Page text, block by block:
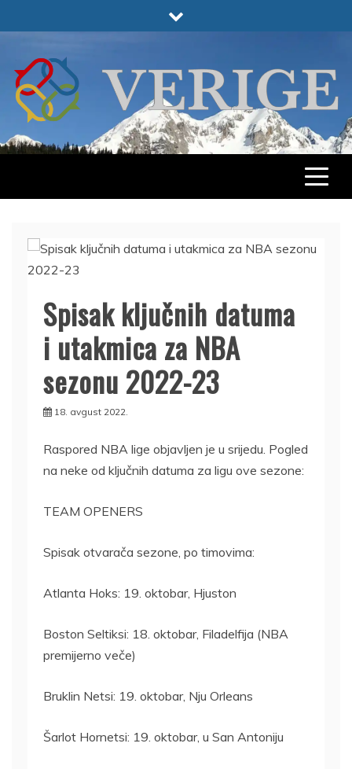
to
VERIGE
ODABRANO
Spisak ključnih datuma
i utakmica za NBA
sezonu 2022-23
18. avgust 2022.
Raspored NBA lige objavljen je u srijedu. Pogled
na neke od ključnih datuma za ligu ove sezone:
TEAM OPENERS
Spisak otvarača sezone, po timovima:
Atlanta Hoks: 19. oktobar, Hjuston
Boston Seltiksi: 18. oktobar, Filadelfija (NBA
premijerno veče)
Bruklin Netsi: 19. oktobar, Nju Orleans
Šarlot Hornetsi: 19. oktobar, u San Antoniju